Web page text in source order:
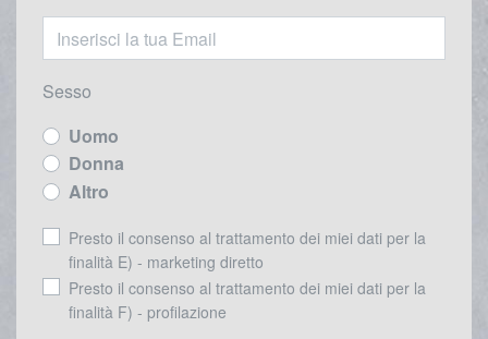
Sesso
Uomo
Donna
Altro
Presto il consenso al trattamento dei miei dati per la
finalità E) - marketing diretto
Presto il consenso al trattamento dei miei dati per la
finalità F) - profilazione